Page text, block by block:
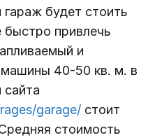
будет стоить
привлечь
и
40-50 кв. м. в
garage/ стоит
стоимость